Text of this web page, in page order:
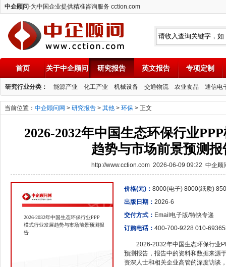
中企顾问-为中国企业提供精准咨询服务 cction.com
中企顾问
首页 关于中企顾问 研究报告 英文报告 专项定制
研究行业分类： 能源产业 化工产业 机械设备 交通物流 农业食品 通信电
当前位置： 中企顾问网 > 研究报告 > 其他 > 环保 > 正文
2026-2032年中国生态环保行业
趋势与市场前景预测报
http://www.cction.com 2026-06-09 09:22 中企顾
2026-2032年中国生态环保行业PPP
模式行业发展趋势与市场前景预测报
告
价格(元)： 8000(电子) 8000(纸质)
出版日期： 2026-6
交付方式： Email电子版/特快专递
订购电话： 400-700-9228 010-
2026-2032年中国生态环保行业
预测报告，报告中的资料和数据来源
资深人士和相关企业高管的深度访谈